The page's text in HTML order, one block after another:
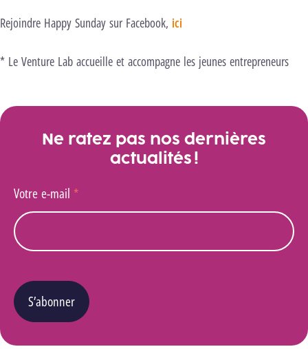
Rejoindre Happy Sunday sur Facebook, ici
* Le Venture Lab accueille et accompagne les jeunes entrepreneurs
Ne ratez pas nos dernières
actualités !
Votre e-mail *
S’abonner